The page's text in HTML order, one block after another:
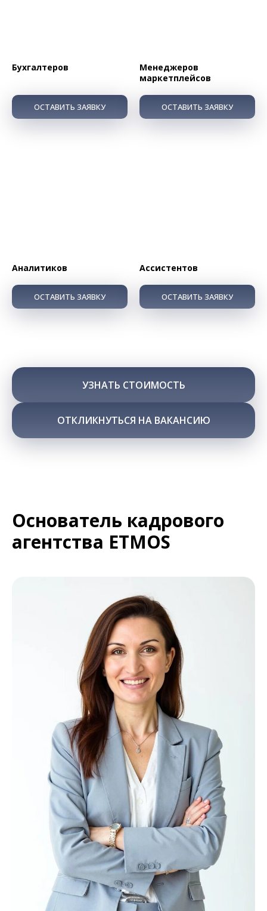
Бухгалтеров
ОСТАВИТЬ ЗАЯВКУ
Менеджеров
маркетплейсов
ОСТАВИТЬ ЗАЯВКУ
Аналитиков
ОСТАВИТЬ ЗАЯВКУ
Ассистентов
ОСТАВИТЬ ЗАЯВКУ
УЗНАТЬ СТОИМОСТЬ
ОТКЛИКНУТЬСЯ НА ВАКАНСИЮ
Основатель кадрового
агентства ETMOS